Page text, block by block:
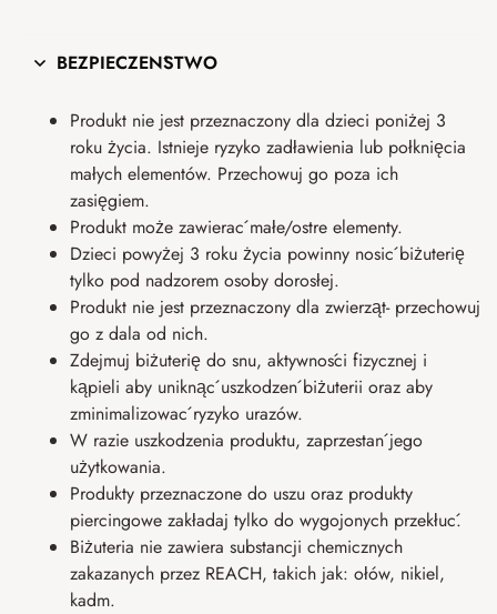
BEZPIECZEŃSTWO
Produkt nie jest przeznaczony dla dzieci poniżej 3
roku życia. Istnieje ryzyko zadławienia lub połknięcia
małych elementów. Przechowuj go poza ich
zasięgiem.
Produkt może zawierać małe/ostre elementy.
Dzieci powyżej 3 roku życia powinny nosić biżuterię
tylko pod nadzorem osoby dorosłej.
Produkt nie jest przeznaczony dla zwierząt- przechowuj
go z dala od nich.
Zdejmuj biżuterię do snu, aktywności fizycznej i
kąpieli aby uniknąć uszkodzeń biżuterii oraz aby
zminimalizować ryzyko urazów.
W razie uszkodzenia produktu, zaprzestań jego
użytkowania.
Produkty przeznaczone do uszu oraz produkty
piercingowe zakładaj tylko do wygojonych przekłuć.
Biżuteria nie zawiera substancji chemicznych
zakazanych przez REACH, takich jak: ołów, nikiel,
kadm.